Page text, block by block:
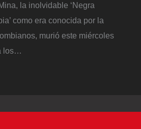
la inolvidable ‘Negra
como era conocida por la
murió este miércoles
los…